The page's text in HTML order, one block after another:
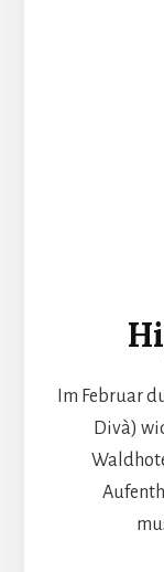
Im Februar
Divà)